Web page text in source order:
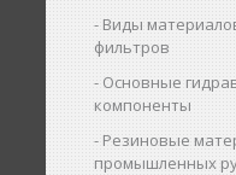
Виды
фильтров
Основные
компоненты
Резиновые
промышленных